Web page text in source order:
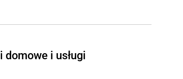
i usługi